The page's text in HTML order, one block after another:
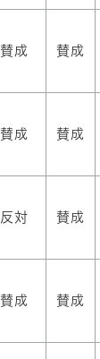
賛成 賛成
賛成 賛成
反対 賛成
賛成 賛成